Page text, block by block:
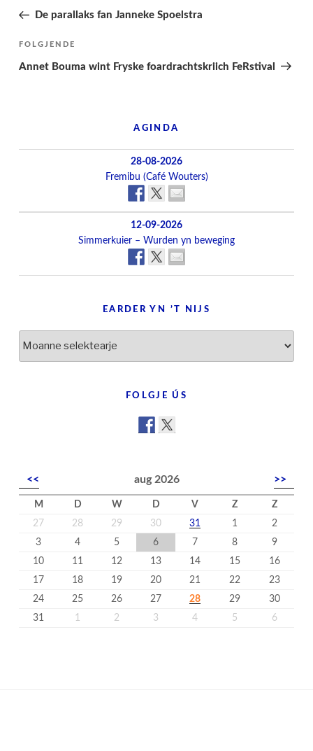
pagina
De parallaks fan Janneke Spoelstra
Folgjend
berjocht
FOLGJENDE
Annet Bouma wint Fryske foardrachtskriich FeRstival
AGINDA
28-08-2026
Fremibu (Café Wouters)
12-09-2026
Simmerkuier – Wurden yn beweging
EARDER YN ’T NIJS
yn
FOLGJE ÚS
<< aug 2026 >>
M D W D V Z
Z
27
28 29 30 31 1
2
3
4 5 6 7 8
9
10
11 12 13 14 15
16
17
18 19 20 21 22
23
24
25 26 27 28 29
30
31
1 2 3 4 5 6